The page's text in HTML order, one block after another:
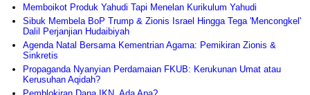
Memboikot Produk Yahudi Tapi Menelan Kurikulum Yahudi
Sibuk Membela BoP Trump & Zionis Israel Hingga Tega 'Mencongkel'
Dalil Perjanjian Hudaibiyah
Agenda Natal Bersama Kementrian Agama: Pemikiran Zionis &
Sinkretis
Propaganda Nyanyian Perdamaian FKUB: Kerukunan Umat atau
Kerusuhan Aqidah?